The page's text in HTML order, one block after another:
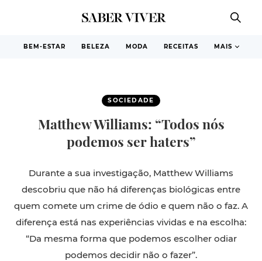
BEM-ESTAR BELEZA MODA RECEITAS MAIS
SOCIEDADE
Matthew Williams: “Todos nós
podemos ser haters”
Durante a sua investigação, Matthew Williams
descobriu que não há diferenças biológicas entre
quem comete um crime de ódio e quem não o faz. A
diferença está nas experiências vividas e na escolha:
“Da mesma forma que podemos escolher odiar
podemos decidir não o fazer”.